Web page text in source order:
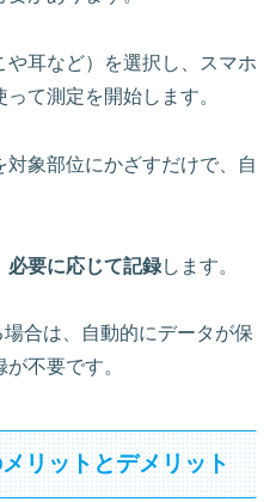
や耳など）を選択 し、スマホ
て測定を開始します。
象部位にかざすだけで、自
必要に応じて記録します。
合は、自動的にデータが保
不要です。
リットとデメリット